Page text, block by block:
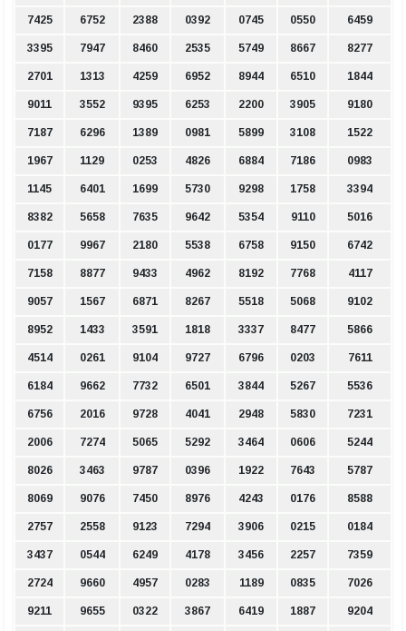
7425 6752 2388 0392 0745 0550 6459
3395 7947 8460 2535 5749 8667 8277
2701 1313 4259 6952 8944 6510 1844
9011 3552 9395 6253 2200 3905 9180
7187 6296 1389 0981 5899 3108 1522
1967 1129 0253 4826 6884 7186 0983
1145 6401 1699 5730 9298 1758 3394
8382 5658 7635 9642 5354 9110 5016
0177 9967 2180 5538 6758 9150 6742
7158 8877 9433 4962 8192 7768 4117
9057 1567 6871 8267 5518 5068 9102
8952 1433 3591 1818 3337 8477 5866
4514 0261 9104 9727 6796 0203 7611
6184 9662 7732 6501 3844 5267 5536
6756 2016 9728 4041 2948 5830 7231
2006 7274 5065 5292 3464 0606 5244
8026 3463 9787 0396 1922 7643 5787
8069 9076 7450 8976 4243 0176 8588
2757 2558 9123 7294 3906 0215 0184
3437 0544 6249 4178 3456 2257 7359
2724 9660 4957 0283 1189 0835 7026
9211 9655 0322 3867 6419 1887 9204